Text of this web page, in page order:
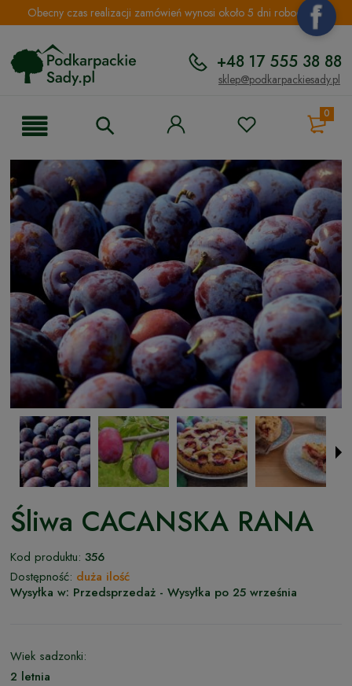
Obecny czas realizacji zamówień wynosi około 5 dni roboczych.
+48 17 555 38 88
sklep@podkarpackiesady.pl
0
Śliwa CACANSKA RANA
Kod produktu: 356
Dostępność: duża ilość
Wysyłka w: Przedsprzedaż - Wysyłka po 25 września
Wiek sadzonki:
2 letnia